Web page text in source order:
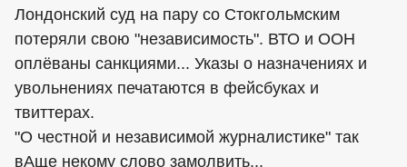
Лондонский суд на пару со Стокгольмским
потеряли свою "независимость". ВТО и ООН
оплёваны санкциями... Указы о назначениях и
увольнениях печатаются в фейсбуках и
твиттерах.
"О честной и независимой журналистике" так
вАще некому слово замолвить...